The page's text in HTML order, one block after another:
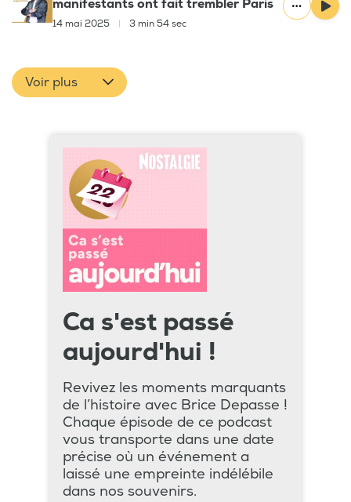
manifestants ont fait trembler Paris
14 mai 2025 3 min 54 sec
Voir plus
Ca s'est passé
aujourd'hui !
Revivez les moments marquants
de l’histoire avec Brice Depasse !
Chaque épisode de ce podcast
vous transporte dans une date
précise où un événement a
laissé une empreinte indélébile
dans nos souvenirs.